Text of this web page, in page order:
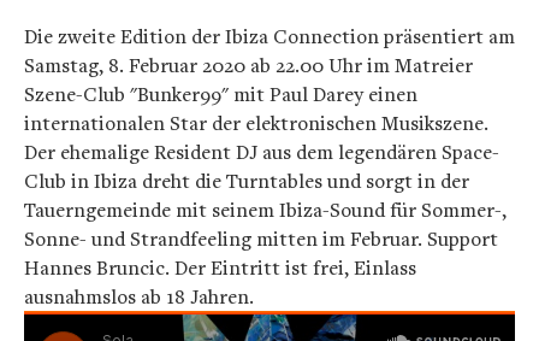
Die zweite Edition der Ibiza Connection präsentiert am
Samstag, 8. Februar 2020 ab 22.00 Uhr im Matreier
Szene-Club "Bunker99" mit Paul Darey einen
internationalen Star der elektronischen Musikszene.
Der ehemalige Resident DJ aus dem legendären Space-
Club in Ibiza dreht die Turntables und sorgt in der
Tauerngemeinde mit seinem Ibiza-Sound für Sommer-,
Sonne- und Strandfeeling mitten im Februar. Support
Hannes Bruncic. Der Eintritt ist frei, Einlass
ausnahmslos ab 18 Jahren.